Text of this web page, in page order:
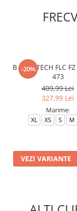
-20%
B NSW TECH FLC
473
409,99 Lei
327,99 Lei
Marime:
XL XS S M
VEZI VARIANTE